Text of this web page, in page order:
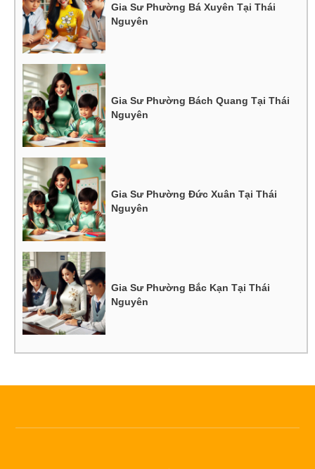
Gia Sư Phường Bá Xuyên Tại Thái
Nguyên
Gia Sư Phường Bách Quang Tại Thái
Nguyên
Gia Sư Phường Đức Xuân Tại Thái
Nguyên
Gia Sư Phường Bắc Kạn Tại Thái
Nguyên